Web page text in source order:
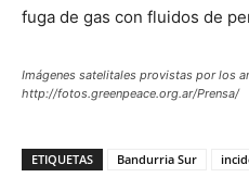
fuga de gas con fluidos de
Imágenes satelitales provistas por los
http://fotos.greenpeace.org.ar/Prensa/
ETIQUETAS Bandurria Sur